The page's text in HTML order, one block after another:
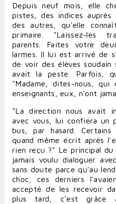
Depuis neuf mois, elle
pistes, des indices
des autres, qu'elle
primaire. "Laissez-les
parents. Faites votre
larmes. Il lui est arrivé de
de voir des élèves soudain
avait la peste. Parfois,
"Madame, dites-nous,
enseignants, eux, n'ont
"La direction nous avait
avec vous, lui confiera un
bus, par hasard.
quand même écrit après
rien reçu ?" Le principal du
jamais voulu dialoguer
sans doute parce qu'au
choc, ces derniers
accepté de les recevoir
plus tard, c'est grâce